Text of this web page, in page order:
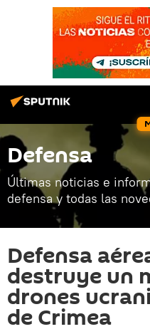
Defensa
Últimas noticias e
defensa y todas las
Defensa
destruye un
drones
de Crimea